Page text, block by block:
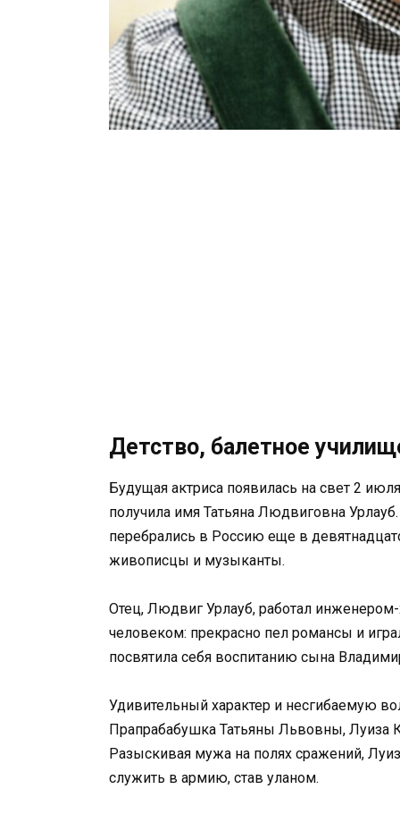
Детство, балетное
Будущая актриса появилась на свет 2
получила имя Татьяна Людвиговна
перебрались в Россию еще в
живописцы и музыканты.
Отец, Людвиг Урлауб, работал
человеком: прекрасно пел романсы и
посвятила себя воспитанию сына
Удивительный характер и несгибаемую
Прапрабабушка Татьяны Львовны, Луиза
Разыскивая мужа на полях сражений,
служить в армию, став уланом.